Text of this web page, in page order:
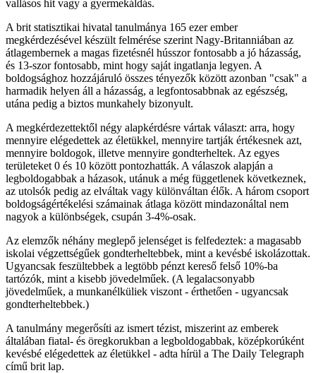
vallásos hit vagy a gyermekáldás.
A brit statisztikai hivatal tanulmánya 165 ezer ember
megkérdezésével készült felmérése szerint Nagy-Britanniában az
átlagembernek a magas fizetésnél hússzor fontosabb a jó házasság,
és 13-szor fontosabb, mint hogy saját ingatlanja legyen. A
boldogsághoz hozzájáruló összes tényezők között azonban "csak" a
harmadik helyen áll a házasság, a legfontosabbnak az egészség,
utána pedig a biztos munkahely bizonyult.
A megkérdezettektől négy alapkérdésre vártak választ: arra, hogy
mennyire elégedettek az életükkel, mennyire tartják értékesnek azt,
mennyire boldogok, illetve mennyire gondterheltek. Az egyes
területeket 0 és 10 között pontozhatták. A válaszok alapján a
legboldogabbak a házasok, utánuk a még függetlenek következnek,
az utolsók pedig az elváltak vagy különváltan élők. A három csoport
boldogságértékelési számainak átlaga között mindazonáltal nem
nagyok a különbségek, csupán 3-4%-osak.
Az elemzők néhány meglepő jelenséget is felfedeztek: a magasabb
iskolai végzettségűek gondterheltebbek, mint a kevésbé iskolázottak.
Ugyancsak feszültebbek a legtöbb pénzt kereső felső 10%-ba
tartózók, mint a kisebb jövedelműek. (A legalacsonyabb
jövedelműek, a munkanélküliek viszont - érthetően - ugyancsak
gondterheltebbek.)
A tanulmány megerősíti az ismert tézist, miszerint az emberek
általában fiatal- és öregkorukban a legboldogabbak, középkorúként
kevésbé elégedettek az életükkel - adta hírül a The Daily Telegraph
című brit lap.